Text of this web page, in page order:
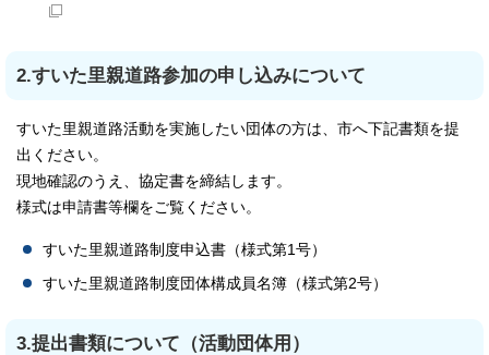
2.すいた里親道路参加の申し込みについて
すいた里親道路活動を実施したい団体の方は、市へ下記書類を提
出ください。
現地確認のうえ、協定書を締結します。
様式は申請書等欄をご覧ください。
すいた里親道路制度申込書（様式第1号）
すいた里親道路制度団体構成員名簿（様式第2号）
3.提出書類について（活動団体用）